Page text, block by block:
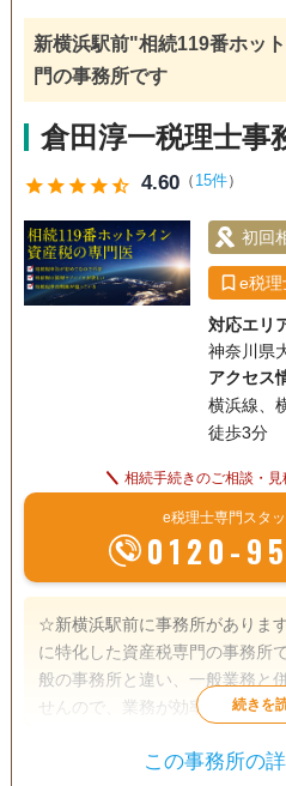
新横浜駅前"相続119番ホッ
門の事務所です
倉田淳一税理士事
starstarstarstarstar_half 4.60（ 15件）
初回
e税理
対応エリ
神奈川県
アクセス
横浜線、
徒歩3分
相続手続きのご相談・
e税理士専門スタ
0120-
☆新横浜駅前に事務所がありま
に特化した資産税専門の事務所
般の事務所と違い、一般業務と
せんので、業務が効率化されて
有しますので、土地評価の見立
生前
この事務所の